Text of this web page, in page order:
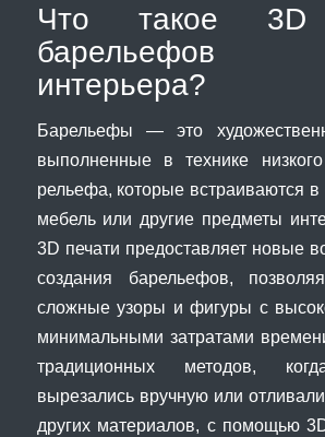
Что такое 3D
интерьера?
Барельефы — это
выполненные в технике
рельефа, которые встраиваются в
мебель или другие предметы
3D печати предоставляет новые
создания барельефов,
сложные узоры и фигуры с
минимальными затратами
традиционных методов,
вырезались вручную или
других материалов, с помощью